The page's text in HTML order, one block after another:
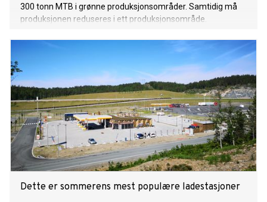
300 tonn MTB i grønne produksjonsområder. Samtidig må
produksjonen reduseres i ett produksjonsområde.
høring. Høringsfristen er 31. juli.
Dette er sommerens mest populære ladestasjoner